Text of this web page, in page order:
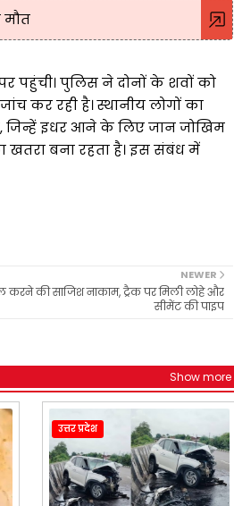
मौत
पहुंची। पुलिस ने दोनों के शवों को
कर रही है। स्थानीय लोगों का
जिन्हें इधर आने के लिए जान जोखिम
खतरा बना रहता है। इस संबंध में
NEWER
करने की साजिश नाकाम, ट्रैक पर मिली लोहे और
सीमेंट की पाइप
Show more
उत्तर प्रदेश